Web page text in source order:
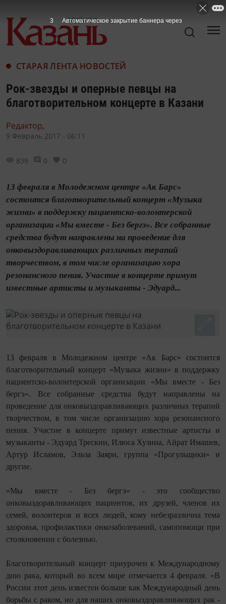
СТАРАЯ ЛЕНТА НОВОСТЕЙ
Рок-звезды и оперные певцы на
благотворительном концерте в Казани
Редактор,
9 Февраль 2017 - 06:11
839 0 0
13 февраля в Молодежном центре «Ак Барс»
состоится благотворительный концерт «Музыка
жизни» в поддержку пациентско-волонтерской
организации «Мы вместе - Без бергэ». Все собранные
средства будут направлены на проведение для
онковыздоравливающих различных терапий
творчеством, в том числе организацию хора
резонансного пения. Участие в концерте примут
известные артисты и музыканты - Эдуард...
13 февраля в Молодежном центре «Ак Барс» состоится
благотворительный концерт «Музыка жизни» в поддержку
пациентско-волонтерской организации «Мы вместе - Без
бергэ». Все собранные средства будут направлены на
проведение для онковыздоравливающих различных терапий
творчеством, в том числе организацию хора резонансного
пения. Участие в концерте примут известные артисты и
музыканты - Эдуард Трескин, Илюса Хузина, Айрат Имашев,
Артур Исламов, Эльза Заяри, группа «Прогульщики» и
другие.
«Мы вместе - Без бергэ» - это сообщество
онковыздоравливающих пациентов, их друзей, членов их
семей, волонтеров и всех людей, кому небезразлична тема
здоровья, профилактики онкозаболеваний, самопомощи при
столкновении с болезнью.
Благотворительный концерт приурочен к Международному
дню рака, который во всем мире отмечается 4 февраля. «В
России этот день известен больше как Международный день
борьбы с раком, но для наших онковыздоравливающих рак -
3 Автоматическое закрытие баннера через